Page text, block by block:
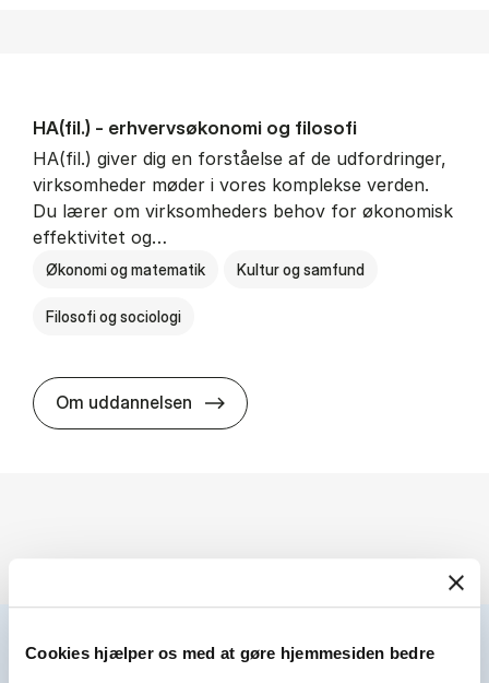
Cookies hjælper os med at gøre hjemmesiden bedre
HA(fil.) - erhvervs­økonomi og fi­lo­so­fi
HA(fil.) giver dig en forståelse af de udfordringer,
virksomheder møder i vores komplekse verden.
Du lærer om virksomheders behov for økonomisk
effektivitet og…
Økonomi og matematik Kultur og samfund
Filosofi og sociologi
Om uddannelsen HA(fil.) - erhvervs­økonomi og